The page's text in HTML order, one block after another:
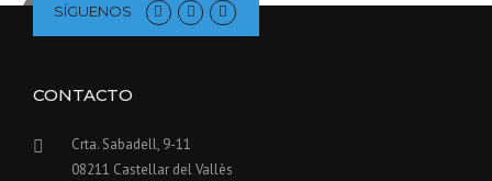
SÍGUENOS
CONTACTO
Crta. Sabadell, 9-11
08211 Castellar del Vallès